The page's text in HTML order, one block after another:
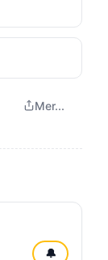
Mer...
🔔